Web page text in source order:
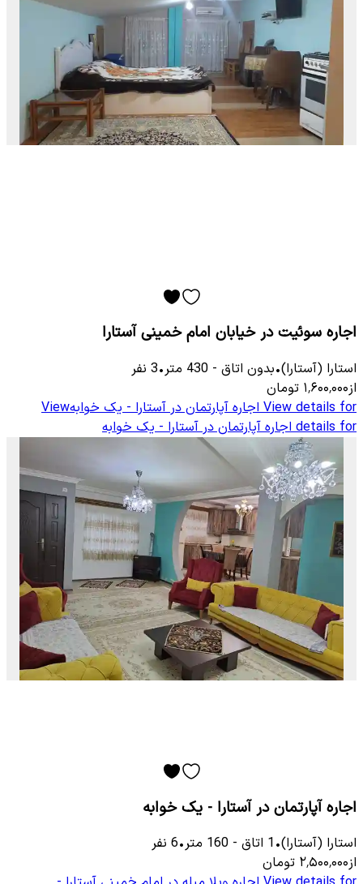
اجاره سوئیت در خیابان امام خمینی آستارا
استارا (آستارا)•بدون اتاق -
430 متر•
3 نفر
از۱٬۶۰۰٬۰۰۰ تومان
View details for اجاره آپارتمان در آستارا - یک خوابهView
details for اجاره آپارتمان در آستارا - یک خوابه
اجاره آپارتمان در آستارا - یک خوابه
استارا (آستارا)•
1 اتاق -
160 متر•
6 نفر
از۲٬۵۰۰٬۰۰۰ تومان